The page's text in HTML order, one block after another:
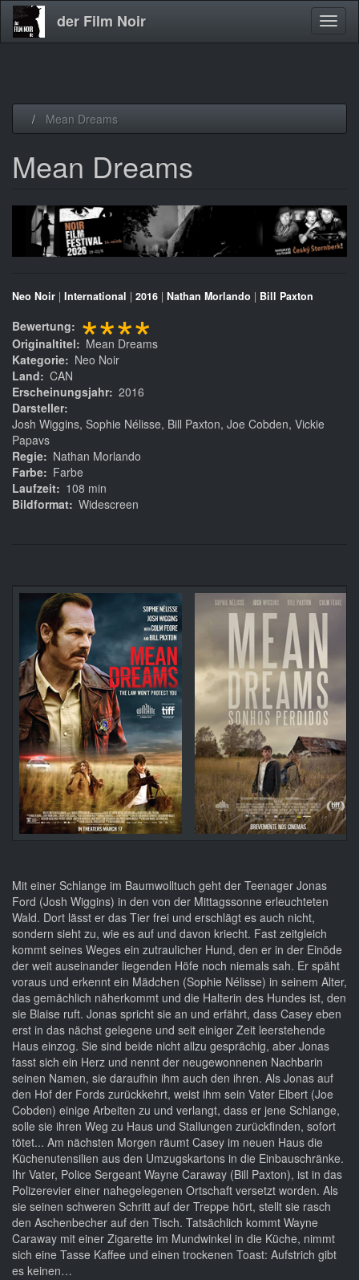
der Film Noir
Mean Dreams
Mean Dreams
Neo Noir | International | 2016 | Nathan Morlando | Bill Paxton
Bewertung ****
Originaltitel
Mean Dreams
Kategorie
Neo Noir
Land
CAN
Erscheinungsjahr 2016
Darsteller
Josh Wiggins, Sophie Nélisse, Bill Paxton, Joe Cobden, Vickie
Papavs
Regie
Nathan Morlando
Farbe
Farbe
Laufzeit
108 min
Bildformat Widescreen
Mit einer Schlange im Baumwolltuch geht der Teenager Jonas
Ford (Josh Wiggins) in den von der Mittagssonne erleuchteten
Wald. Dort lässt er das Tier frei und erschlägt es auch nicht,
sondern sieht zu, wie es auf und davon kriecht. Fast zeitgleich
kommt seines Weges ein zutraulicher Hund, den er in der Einöde
der weit auseinander liegenden Höfe noch niemals sah. Er späht
voraus und erkennt ein Mädchen (Sophie Nélisse) in seinem Alter,
das gemächlich näherkommt und die Halterin des Hundes ist, den
sie Blaise ruft. Jonas spricht sie an und erfährt, dass Casey eben
erst in das nächst gelegene und seit einiger Zeit leerstehende
Haus einzog. Sie sind beide nicht allzu gesprächig, aber Jonas
fasst sich ein Herz und nennt der neugewonnenen Nachbarin
seinen Namen, sie daraufhin ihm auch den ihren. Als Jonas auf
den Hof der Fords zurückkehrt, weist ihm sein Vater Elbert (Joe
Cobden) einige Arbeiten zu und verlangt, dass er jene Schlange,
solle sie ihren Weg zu Haus und Stallungen zurückfinden, sofort
tötet... Am nächsten Morgen räumt Casey im neuen Haus die
Küchenutensilien aus den Umzugskartons in die Einbauschränke.
Ihr Vater, Police Sergeant Wayne Caraway (Bill Paxton), ist in das
Polizerevier einer nahegelegenen Ortschaft versetzt worden. Als
sie seinen schweren Schritt auf der Treppe hört, stellt sie rasch
den Aschenbecher auf den Tisch. Tatsächlich kommt Wayne
Caraway mit einer Zigarette im Mundwinkel in die Küche, nimmt
sich eine Tasse Kaffee und einen trockenen Toast: Aufstrich gibt
es keinen…